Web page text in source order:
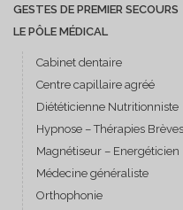
GESTES DE PREMIER SECOURS
LE PÔLE MÉDICAL
Cabinet dentaire
Centre capillaire agréé
Diététicienne Nutritionniste
Hypnose – Thérapies Brèves
Magnétiseur – Energéticien
Médecine généraliste
Orthophonie